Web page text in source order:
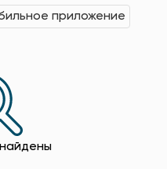
приложение